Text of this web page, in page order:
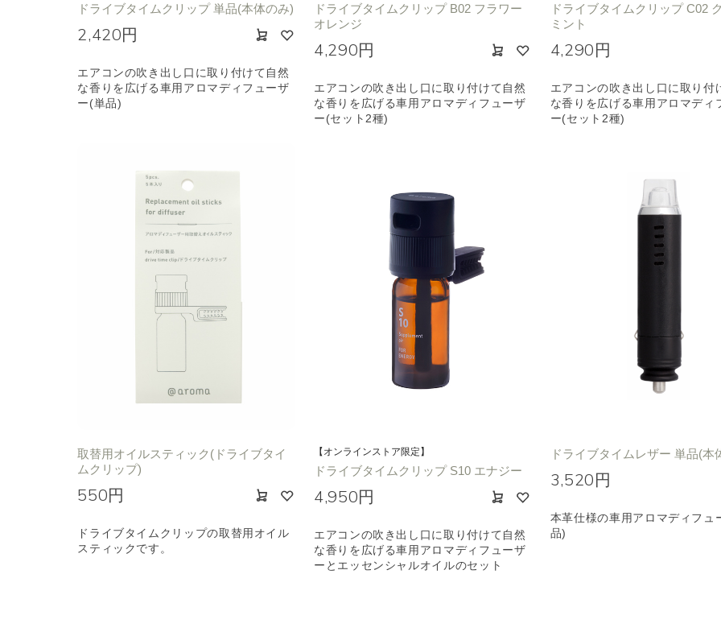
ドライブタイムクリップ 単品(本体のみ)
2,420円
エアコンの吹き出し口に取り付けて自然
な香りを広げる車用アロマディフューザ
ー(単品)
ドライブタイムクリップ B02 フラワー
オレンジ
4,290円
エアコンの吹き出し口に取り付けて自然
な香りを広げる車用アロマディフューザ
ー(セット2種)
ドライブタイムクリップ C02
ミント
4,290円
エアコンの吹き出し口に取り付
な香りを広げる車用アロマディ
ー(セット2種)
取替用オイルスティック(ドライブタイ
ムクリップ)
550円
ドライブタイムクリップの取替用オイル
スティックです。
【オンラインストア限定】
ドライブタイムクリップ S10 エナジー
4,950円
エアコンの吹き出し口に取り付けて自然
な香りを広げる車用アロマディフューザ
ーとエッセンシャルオイルのセット
ドライブタイムレザー 単品(本
3,520円
本革仕様の車用アロマディフュ
品)